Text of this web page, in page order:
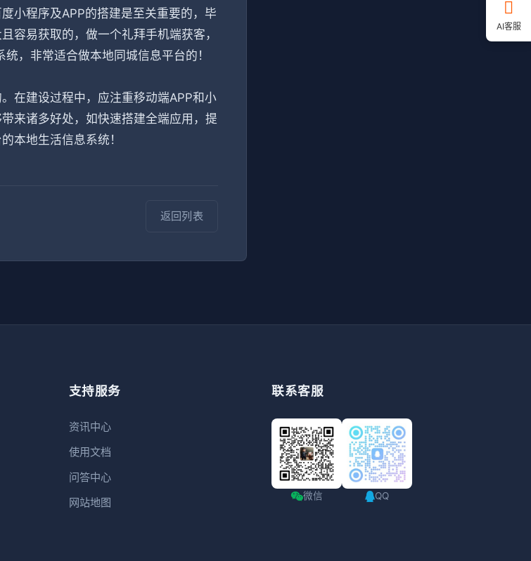
小程序及APP的搭建是至关重要的，毕
容易获取的，做一个礼拜手机端获客，
，非常适合做本地同城信息平台的！
在建设过程中，应注重移动端APP和小
来诸多好处，如快速搭建全端应用，提
本地生活信息系统！
返回列表
支持服务
资讯中心
使用文档
问答中心
网站地图
联系客服
微信 QQ
AI客服